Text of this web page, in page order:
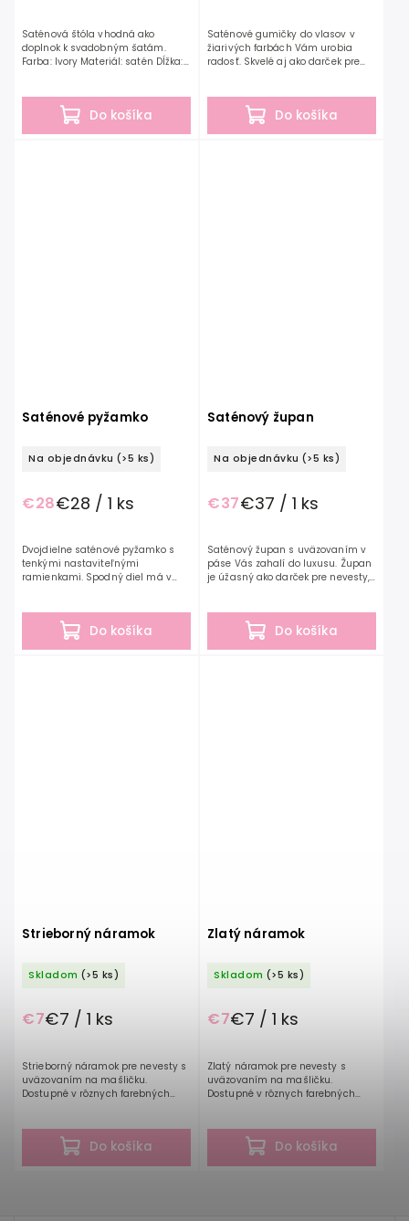
Do košíka
Saténová štóla vhodná ako
doplnok k svadobným šatám.
Farba: Ivory Materiál: satén Dĺžka:
Do košíka
Saténové gumičky do vlasov v
žiarivých farbách Vám urobia
radosť. Skvelé aj ako darček pre
farebných...
Saténové pyžamko
Na objednávku (>5 ks)
€28€28 / 1 ks
Do košíka
Dvojdielne saténové pyžamko s
tenkými nastaviteľnými
ramienkami. Spodný diel má v
Pyžamká vyrábame v rôznych...
Saténový župan
Na objednávku (>5 ks)
€37€37 / 1 ks
Do košíka
Saténový župan s uväzovaním v
páse Vás zahalí do luxusu. Župan
je úžasný ako darček pre nevesty,
rôznych farbách a...
Strieborný náramok
Skladom (>5 ks)
€7€7 / 1 ks
Do košíka
Strieborný náramok pre nevesty s
uväzovaním na mašličku.
Dostupné v rôznych farebných
telefonicky a informujte sa...
Zlatý náramok
Skladom (>5 ks)
€7€7 / 1 ks
Do košíka
Zlatý náramok pre nevesty s
uväzovaním na mašličku.
Dostupné v rôznych farebných
telefonicky a informujte sa o
aktuálnych...